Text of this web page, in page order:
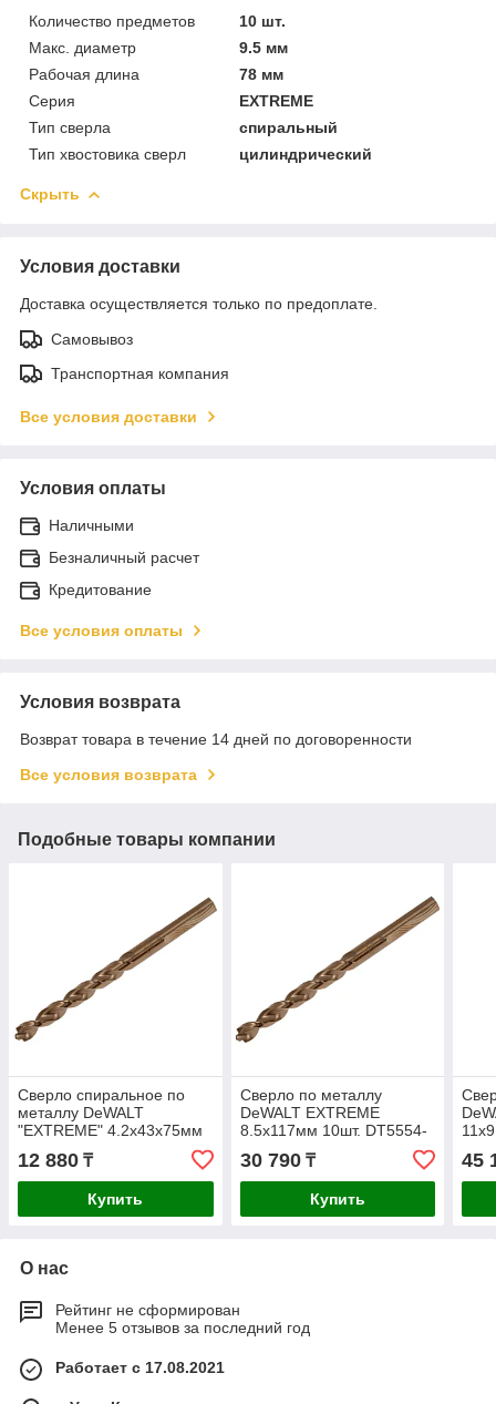
Количество предметов
10 шт.
Макс. диаметр
9.5 мм
Рабочая длина
78 мм
Серия
EXTREME
Тип сверла
спиральный
Тип хвостовика сверл
цилиндрический
Скрыть
Условия доставки
Доставка осуществляется только по предоплате.
Самовывоз
Транспортная компания
Все условия доставки
Условия оплаты
Наличными
Безналичный расчет
Кредитование
Все условия оплаты
Условия возврата
Возврат товара в течение 14 дней по договоренности
Все условия возврата
Подобные товары компании
Сверло спиральное по
металлу DeWALT
"EXTREME" 4.2х43х75мм
10шт. DT5544-QZ
12 880 ₸
Купить
Сверло по металлу
DeWALT EXTREME
8.5x117мм 10шт. DT5554-
30 790₸
Купить
45
О нас
Рейтинг не сформирован
Менее 5 отзывов за последний год
Работает с 17.08.2021